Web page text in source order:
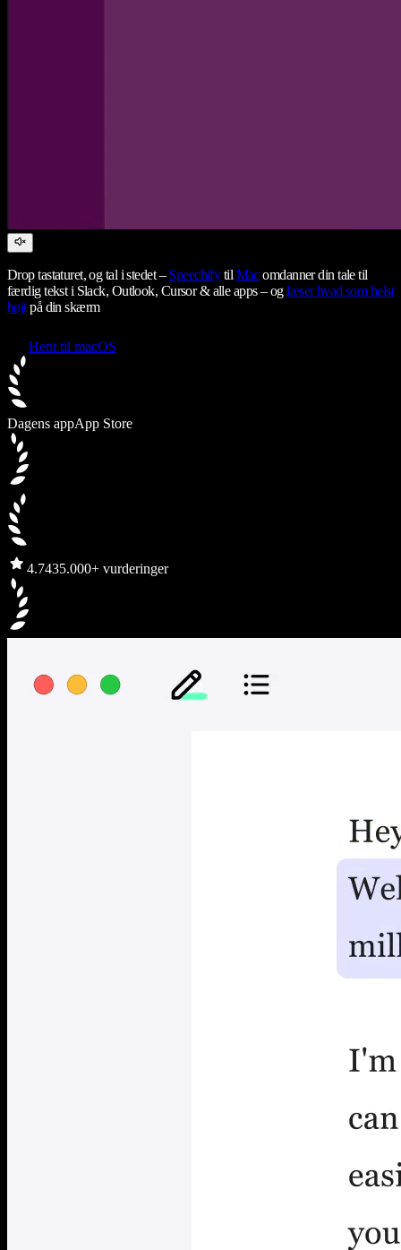
Drop tastaturet, og tal i stedet –Speechifytil Macomdanner din tale til
færdig tekst i Slack, Outlook, Cursor & alle apps – oglæser hvad som helst
højtpå din skærm
Hent til macOS
Dagens appApp Store
4.7435.000+ vurderinger